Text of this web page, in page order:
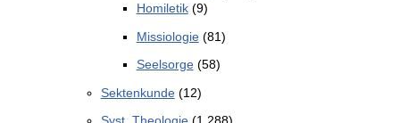
Homiletik(9)
Missiologie(81)
Seelsorge(58)
Sektenkunde(12)